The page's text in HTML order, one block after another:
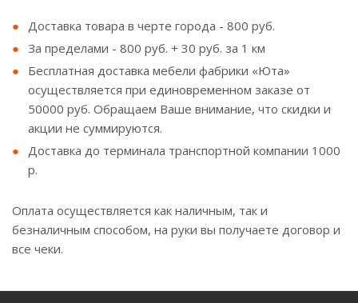
Доставка товара в черте города - 800 руб.
За пределами - 800 руб. + 30 руб. за 1 км
Бесплатная доставка мебели фабрики «Юта»
осуществляется при единовременном заказе от
50000 руб. Обращаем Ваше внимание, что скидки и
акции не суммируются.
Доставка до терминала транспортной компании 1000
р.
Оплата осуществляется как наличным, так и
безналичным способом, на руки вы получаете договор и
все чеки.